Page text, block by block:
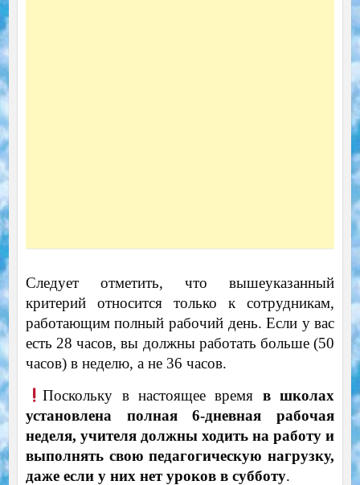
Следует отметить, что вышеуказанный
критерий относится только к сотрудникам,
работающим полный рабочий день. Если у вас
есть 28 часов, вы должны работать больше (50
часов) в неделю, а не 36 часов.
Поскольку в настоящее время в школах
установлена полная 6-дневная рабочая
неделя, учителя должны ходить на работу и
выполнять свою педагогическую нагрузку,
даже если у них нет уроков в субботу.